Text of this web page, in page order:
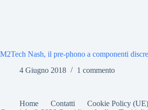
M2Tech Nash, il pre-phono a componenti
4 Giugno 2018
1 commento
Home Contatti Cookie Policy (UE)